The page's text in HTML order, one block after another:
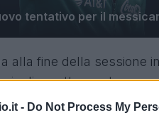
- Do Not Process My
tentativo per il
alla fine della sessione
di un attaccante.
garantito undici gol in